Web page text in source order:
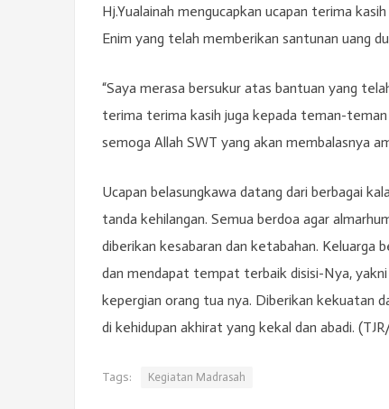
Hj.Yualainah mengucapkan ucapan terima
Enim yang telah memberikan santunan uang
“Saya merasa bersukur atas bantuan yang
terima terima kasih juga kepada teman-
semoga Allah SWT yang akan membalasnya
Ucapan belasungkawa datang dari berbagai
tanda kehilangan. Semua berdoa agar
diberikan kesabaran dan ketabahan. Keluarga
dan mendapat tempat terbaik disisi-Nya,
kepergian orang tua nya. Diberikan kekuatan
di kehidupan akhirat yang kekal dan abadi.
Tags: Kegiatan Madrasah